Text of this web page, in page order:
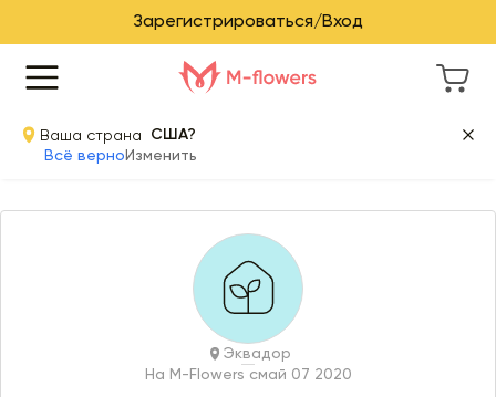
Зарегистрироваться/Вход
Ваша страна
США?
Всё верно Изменить
Эквадор
На M-Flowers смай 07 2020